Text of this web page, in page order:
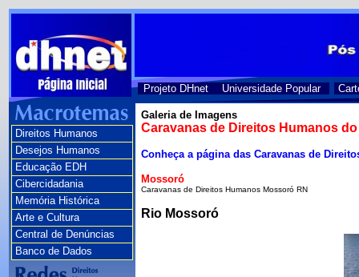
Projeto DHnet Universidade Popular
Direitos Humanos
Desejos Humanos
Educação EDH
Cibercidadania
Memória Histórica
Arte e Cultura
Central de Denúncias
Banco de Dados
Galeria de Imagens
Caravanas de Direitos Humanos
Conheça a página das Caravanas de
Mossoró
Caravanas de Direitos Humanos Mossoró RN
Rio Mossoró